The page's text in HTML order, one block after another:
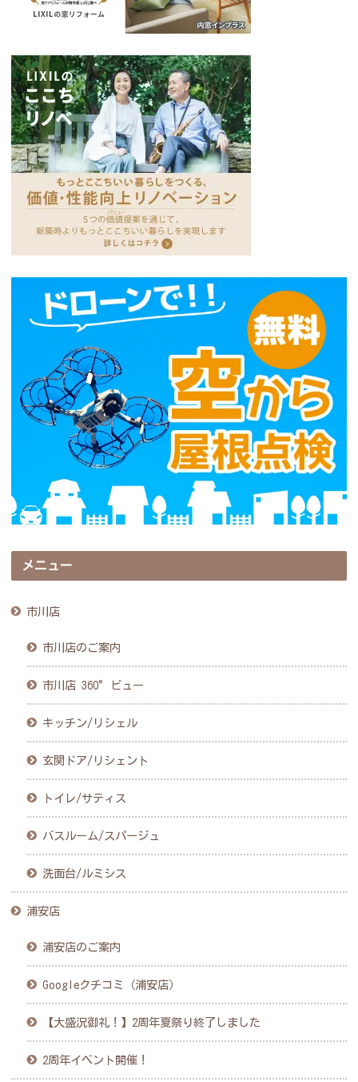
メニュー
市川店
市川店のご案内
市川店 360°ビュー
キッチン/リシェル
玄関ドア/リシェント
トイレ/サティス
バスルーム/スパージュ
洗面台/ルミシス
浦安店
浦安店のご案内
Googleクチコミ（浦安店）
【大盛況御礼！】2周年夏祭り終了しました
2周年イベント開催！